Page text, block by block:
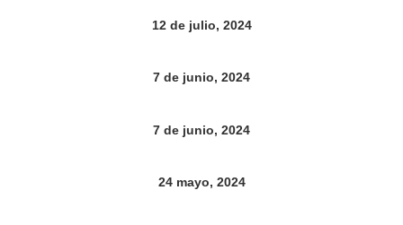
12 de julio, 2024
7 de junio, 2024
7 de junio, 2024
24 mayo, 2024